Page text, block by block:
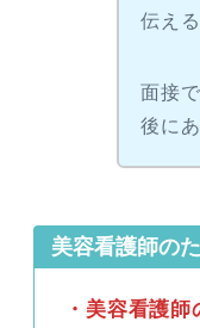
伝え
面接
後に
美容看護師の
・美容看護